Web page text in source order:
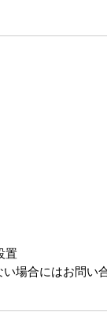
置
場合にはお問い